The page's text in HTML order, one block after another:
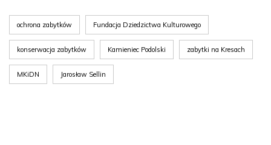
ochrona zabytków Fundacja Dziedzictwa Kulturowego
konserwacja zabytków Kamieniec Podolski zabytki na Kresach
MKiDN Jarosław Sellin